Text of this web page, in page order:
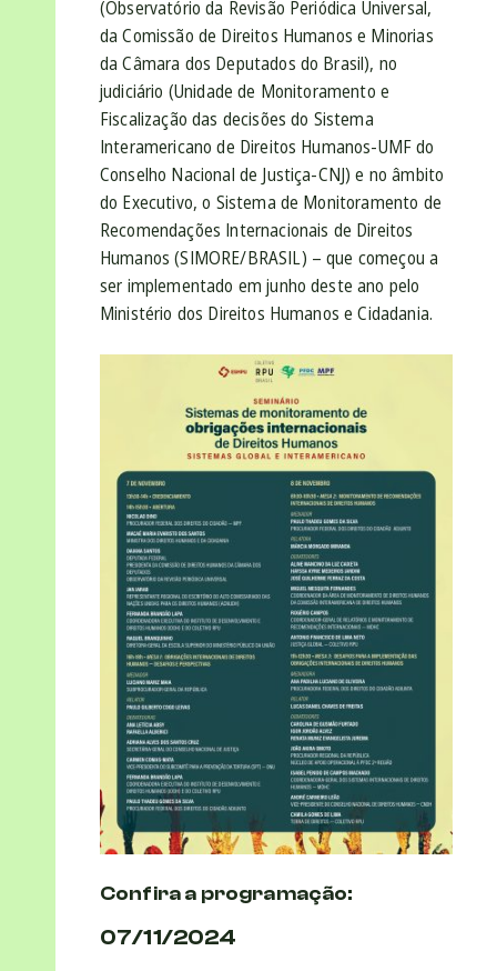
(Observatório da Revisão Periódica Universal,
da Comissão de Direitos Humanos e Minorias
da Câmara dos Deputados do Brasil), no
judiciário (Unidade de Monitoramento e
Fiscalização das decisões do Sistema
Interamericano de Direitos Humanos-UMF do
Conselho Nacional de Justiça-CNJ) e no âmbito
do Executivo, o Sistema de Monitoramento de
Recomendações Internacionais de Direitos
Humanos (SIMORE/BRASIL) – que começou a
ser implementado em junho deste ano pelo
Ministério dos Direitos Humanos e Cidadania.
Confira a programação:
07/11/2024